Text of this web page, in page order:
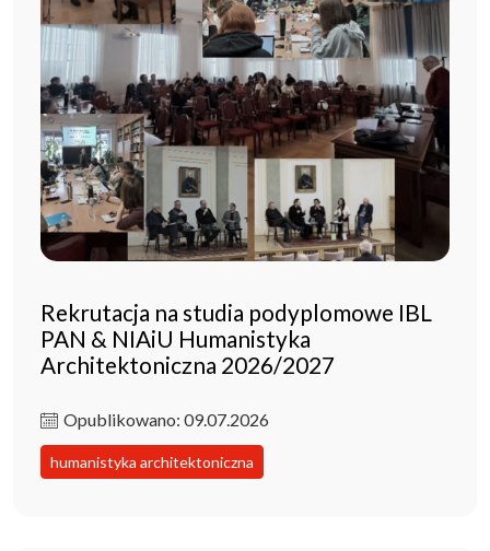
Rekrutacja na studia podyplomowe IBL
PAN & NIAiU Humanistyka
Architektoniczna 2026/2027
Opublikowano: 09.07.2026
humanistyka architektoniczna